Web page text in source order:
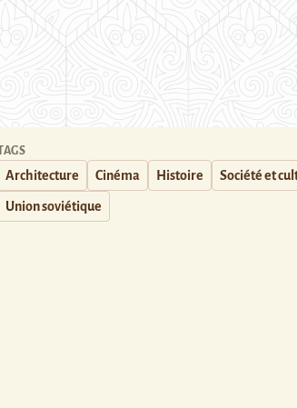
Architecture Cinéma Histoire Société et
Union soviétique